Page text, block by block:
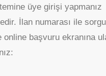
üye girişi yapmanız
İlan numarası ile
online başvuru ekranına